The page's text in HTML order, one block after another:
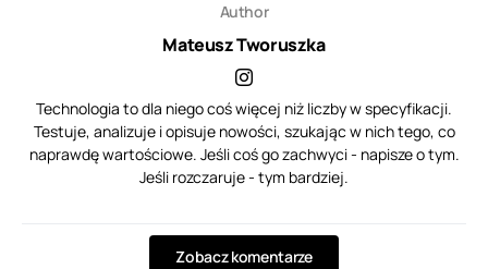
Author
Mateusz Tworuszka
Technologia to dla niego coś więcej niż liczby w specyfikacji.
Testuje, analizuje i opisuje nowości, szukając w nich tego, co
naprawdę wartościowe. Jeśli coś go zachwyci - napisze o tym.
Jeśli rozczaruje - tym bardziej.
Zobacz komentarze